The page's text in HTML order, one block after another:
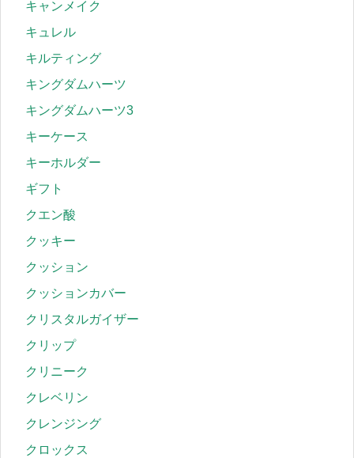
キャンメイク
キュレル
キルティング
キングダムハーツ
キングダムハーツ3
キーケース
キーホルダー
ギフト
クエン酸
クッキー
クッション
クッションカバー
クリスタルガイザー
クリップ
クリニーク
クレベリン
クレンジング
クロックス